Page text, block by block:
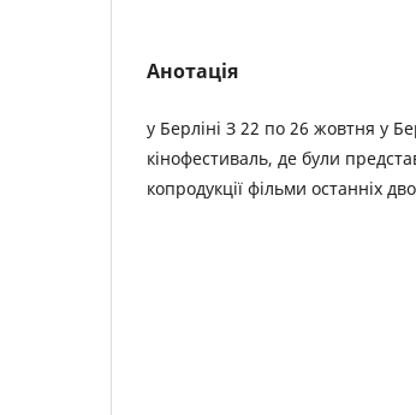
Анотація
у Берліні З 22 по 26 жовтня у
кінофестиваль, де були
копродукції фільми останніх